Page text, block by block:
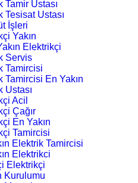
Tamir Ustası
Tesisat Ustası
İşleri
Yakın
Elektrikçi
Servis
Tamircisi
Tamircisi En Yakın
Ustası
Acil
Çağır
En Yakın
Tamircisi
Elektrik Tamircisi
Elektrikci
Elektrikçi
Kurulumu